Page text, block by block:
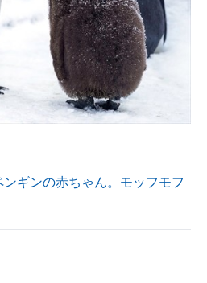
ンギンの赤ちゃん。モッフモフ